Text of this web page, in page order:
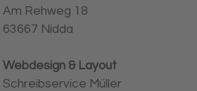
Am Rehweg 18
63667 Nidda
Webdesign & Layout
Schreibservice Müller